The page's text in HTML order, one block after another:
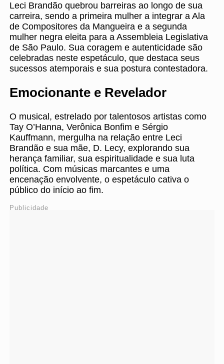
Leci Brandão quebrou barreiras ao longo de sua
carreira, sendo a primeira mulher a integrar a Ala
de Compositores da Mangueira e a segunda
mulher negra eleita para a Assembleia Legislativa
de São Paulo. Sua coragem e autenticidade são
celebradas neste espetáculo, que destaca seus
sucessos atemporais e sua postura contestadora.
Emocionante e Revelador
O musical, estrelado por talentosos artistas como
Tay O’Hanna, Verônica Bonfim e Sérgio
Kauffmann, mergulha na relação entre Leci
Brandão e sua mãe, D. Lecy, explorando sua
herança familiar, sua espiritualidade e sua luta
política. Com músicas marcantes e uma
encenação envolvente, o espetáculo cativa o
público do início ao fim.
Publicidade